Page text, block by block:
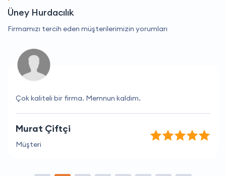
Üney Hurdacılık
Firmamızı tercih eden müşterilerimizin yorumları
Çok kaliteli bir firma. Memnun kaldım.
Murat Çiftçi
Müşteri